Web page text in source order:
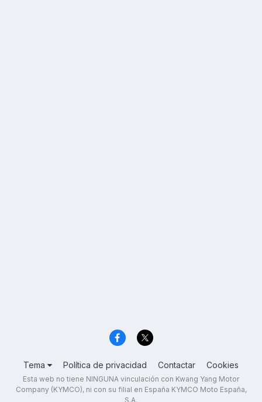
Tema Política de privacidad Contactar Cookies
Esta web no tiene NINGUNA vinculación con Kwang Yang Motor
Company (KYMCO), ni con su filial en España KYMCO Moto España,
S.A.